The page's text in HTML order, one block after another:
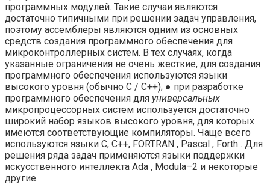
программных модулей. Такие случаи являются
достаточно типич­ными при решении задач управления,
поэтому ассемблеры являются одним из основных
средств создания программного обеспечения для
микроконт­роллерных систем. В тех случаях, когда
указанные ограничения не очень жес­ткие, для создания
программного обеспечения используются языки
высокого уровня (обычно С / С++); ● при разработке
программного обеспечения для универсальных
микропроцес­сорных систем используется достаточно
широкий набор языков высокого уровня, для которых
имеются соответствующие компиляторы. Чаще всего
ис­пользуются языки С, С++, FORTRAN , Pascal , Forth . Для
решения ряда задач применяются языки поддержки
искусственного интеллекта Ada , Modula–2 и некоторые
другие.